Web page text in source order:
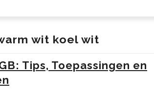
wit koel wit
Tips, Toepassingen en